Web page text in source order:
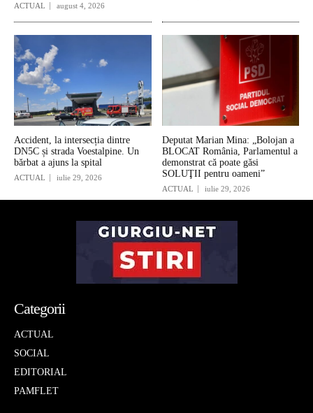
ACTUAL august 4, 2026
Accident, la intersecția dintre
DN5C și strada Voestalpine. Un
bărbat a ajuns la spital
ACTUAL iulie 29, 2026
Deputat Marian Mina: „Bolojan a
BLOCAT România, Parlamentul a
demonstrat că poate găsi
SOLUŢII pentru oameni”
ACTUAL iulie 29, 2026
Categorii
ACTUAL
SOCIAL
EDITORIAL
PAMFLET